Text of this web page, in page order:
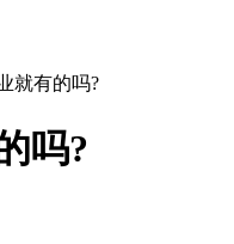
就有的吗?
吗?